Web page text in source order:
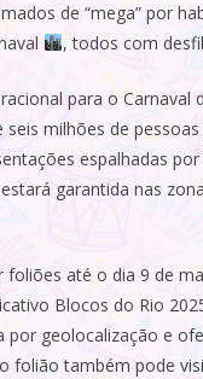
de “mega” por
, todos com
para o Carnaval
milhões de
espalhadas
garantida nas
foliões até o dia 9 de
Blocos do Rio
geolocalização e
também pode